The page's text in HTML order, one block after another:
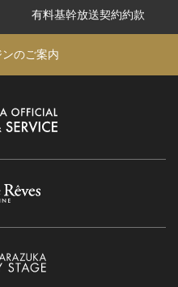
有料基幹放送契約約款
のご案内